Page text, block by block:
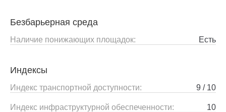
Безбарьерная среда
Наличие понижающих площадок: Есть
Индексы
Индекс транспортной доступности: 9 / 10
Индекс инфраструктурной обеспеченности: 10